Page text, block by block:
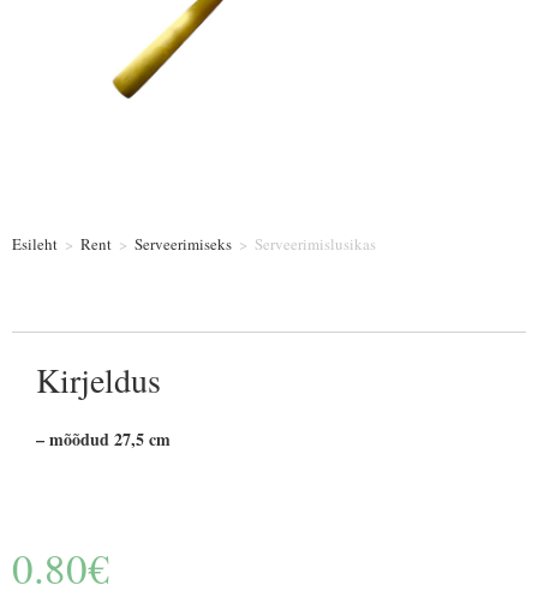
Esileht > Rent > Serveerimiseks > Serveerimislusikas
Kirjeldus
– mõõdud 27,5 cm
0.80€